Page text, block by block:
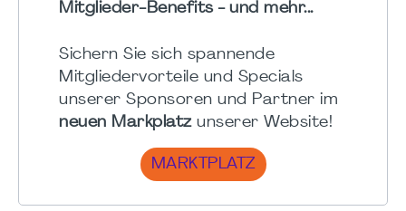
Mitglieder-Benefits - und mehr...
Sichern Sie sich spannende
Mitgliedervorteile und Specials
unserer Sponsoren und Partner im
neuen Markplatzunserer Website!
MARKTPLATZ